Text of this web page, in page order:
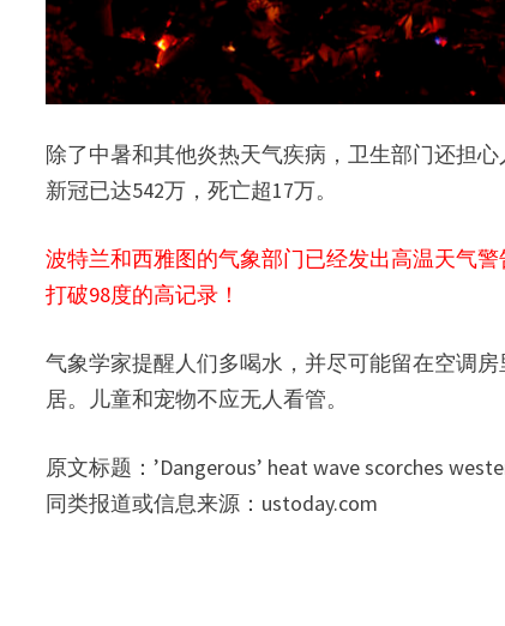
除了中暑和其他炎热天气疾病，卫生部门还担
新冠已达542万，死亡超17万。
波特兰和西雅图的气象部门已经发出高温天气
打破98度的高记录！
气象学家提醒人们多喝水，并尽可能留在空调
居。儿童和宠物不应无人看管。
原文标题：’Dangerous’ heat wave scorches
同类报道或信息来源：ustoday.com